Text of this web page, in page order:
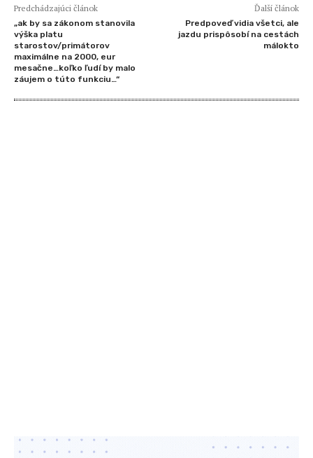
Predchádzajúci článok
„ak by sa zákonom stanovila
výška platu
starostov/primátorov
maximálne na 2000, eur
mesačne…koľko ľudí by malo
záujem o túto funkciu…“
Ďalší článok
Predpoveď vidia všetci, ale
jazdu prispôsobí na cestách
málokto